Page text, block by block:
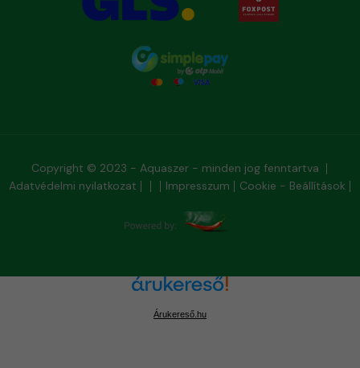
Copyright © 2023 - Aquaszer - minden jog fenntartva
Adatvédelmi nyilatkozat
Impresszum Cookie - Beállítások
Árukereső.hu